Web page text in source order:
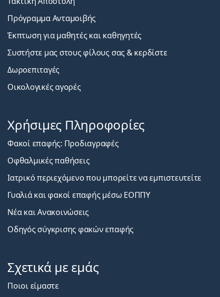
Πρόγραμμα Ανταμοιβής
Έκπτωση για μαθητές και καθηγητές
Συστήστε μας στους φίλους σας & κερδίστε
Δωροεπιταγές
Οικολογικές αγορές
Χρήσιμες Πληροφορίες
Φακοί επαφής: Προδιαγραφές
Οφθαλμικές παθήσεις
Ιατρικό περιεχόμενο που μπορείτε να εμπιστευτείτε
Γυαλιά και φακοί επαφής μέσω ΕΟΠΠΥ
Νέα και Ανακοινώσεις
Οδηγός σύγκρισης φακών επαφής
Σχετικά με εμάς
Ποιοι είμαστε